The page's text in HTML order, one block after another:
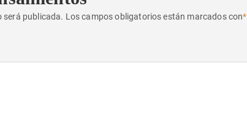
será publicada. Los campos obligatorios están marcados con*